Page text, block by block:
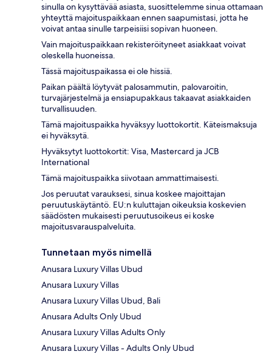
sinulla on kysyttävää asiasta, suosittelemme sinua ottamaan
yhteyttä majoituspaikkaan ennen saapumistasi, jotta he
voivat antaa sinulle tarpeisiisi sopivan huoneen.
Vain majoituspaikkaan rekisteröityneet asiakkaat voivat
oleskella huoneissa.
Tässä majoituspaikassa ei ole hissiä.
Paikan päältä löytyvät palosammutin, palovaroitin,
turvajärjestelmä ja ensiapupakkaus takaavat asiakkaiden
turvallisuuden.
Tämä majoituspaikka hyväksyy luottokortit. Käteismaksuja
ei hyväksytä.
Hyväksytyt luottokortit: Visa, Mastercard ja JCB
International
Tämä majoituspaikka siivotaan ammattimaisesti.
Jos peruutat varauksesi, sinua koskee majoittajan
peruutuskäytäntö. EU:n kuluttajan oikeuksia koskevien
säädösten mukaisesti peruutusoikeus ei koske
majoitusvarauspalveluita.
Tunnetaan myös nimellä
Anusara Luxury Villas Ubud
Anusara Luxury Villas
Anusara Luxury Villas Ubud, Bali
Anusara Adults Only Ubud
Anusara Luxury Villas Adults Only
Anusara Luxury Villas - Adults Only Ubud